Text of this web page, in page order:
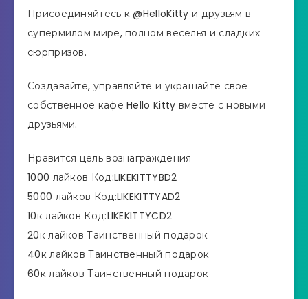
Присоединяйтесь к @HelloKitty и друзьям в
супермилом мире, полном веселья и сладких
сюрпризов.
Создавайте, управляйте и украшайте свое
собственное кафе Hello Kitty вместе с новыми
друзьями.
Нравится цель вознаграждения
1000 лайков Код:LIKEKITTYBD2
5000 лайков Код:LIKEKITTYAD2
10к лайков Код:LIKEKITTYCD2
20к лайков Таинственный подарок
40к лайков Таинственный подарок
60к лайков Таинственный подарок